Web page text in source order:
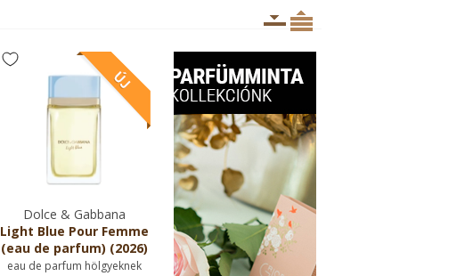
Dolce & Gabbana
Light Blue Pour Femme
(eau de parfum) (2026)
eau de parfum hölgyeknek